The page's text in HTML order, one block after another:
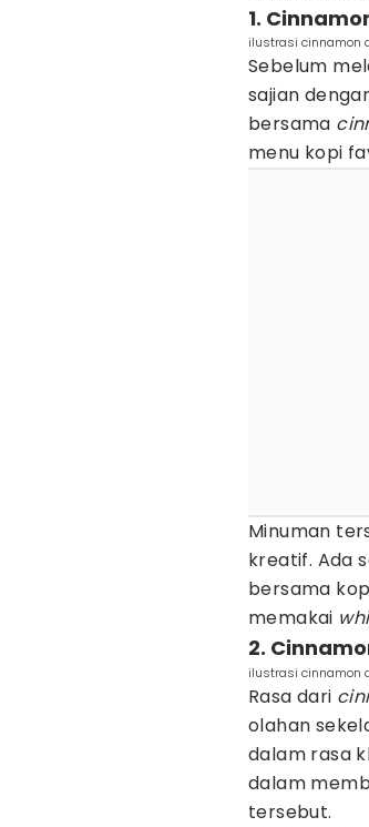
1.
ilustrasi cinnamon
Sebelum
sajian
bersama
menu kopi
Minuman
kreatif. Ada
bersama
memakai
2.
ilustrasi cinnamon
Rasa dari
olahan
dalam rasa
dalam
tersebut.